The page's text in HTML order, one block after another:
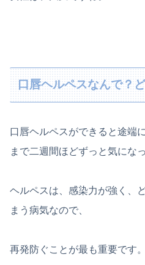
口唇ヘルペスなんで？
口唇ヘルペスができると途端
まで二週間ほどずっと気にな
ヘルペスは、感染力が強く、
まう病気なので、
再発防ぐことが最も重要です。